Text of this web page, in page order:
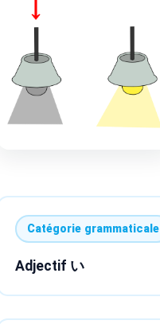
Catégorie grammaticale
Adjectif い